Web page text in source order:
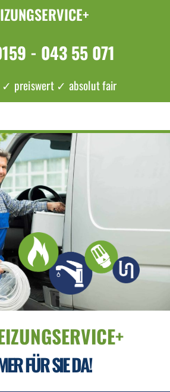
- 043 55 071
preiswert ✓ absolut fair
FÜR SIE DA!